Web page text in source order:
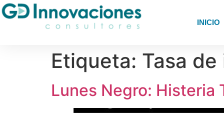
INICIO
Etiqueta: Tasa
Lunes Negro: